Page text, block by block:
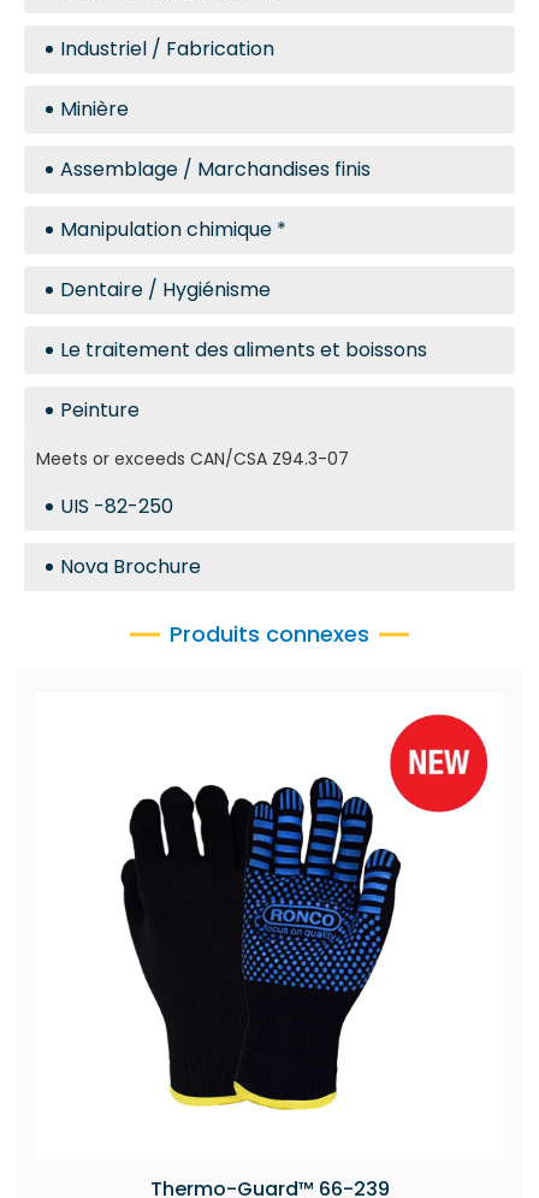
Industriel / Fabrication
Minière
Assemblage / Marchandises finis
Manipulation chimique *
Dentaire / Hygiénisme
Le traitement des aliments et boissons
Peinture
Meets or exceeds CAN/CSA Z94.3-07
UIS -82-250
Nova Brochure
Produits connexes
Thermo-Guard™ 66-239